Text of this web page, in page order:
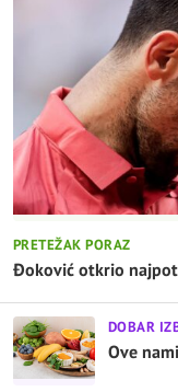
PRETEŽAK PORAZ
Đoković otkrio
DOBAR
Ove